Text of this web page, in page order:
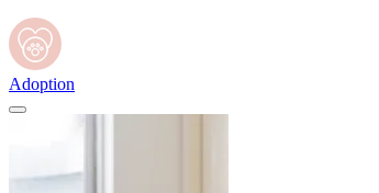
Adoption